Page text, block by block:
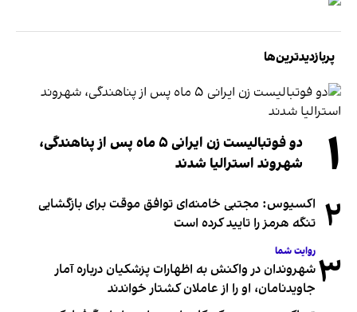
پربازدیدترین‌ها
۱
دو فوتبالیست زن ایرانی ۵ ماه پس از پناهندگی،
شهروند استرالیا شدند
۲ اکسیوس: مجتبی خامنه‌ای توافق موقت برای بازگشایی
تنگه هرمز را تایید کرده است
۳ روایت شما
شهروندان در واکنش به اظهارات پزشکیان درباره آمار
جاویدنامان، او را از عاملان کشتار خواندند